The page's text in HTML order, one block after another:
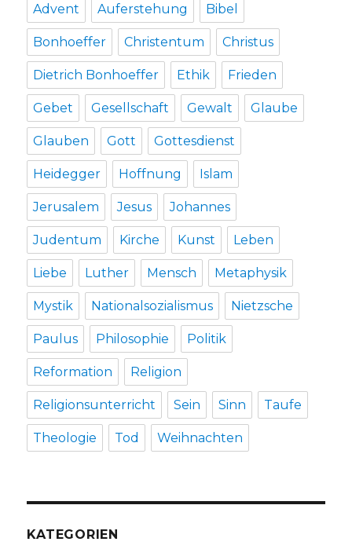
Advent Auferstehung Bibel
Bonhoeffer Christentum Christus
Dietrich Bonhoeffer Ethik Frieden
Gebet Gesellschaft Gewalt Glaube
Glauben Gott Gottesdienst
Heidegger Hoffnung Islam
Jerusalem Jesus Johannes
Judentum Kirche Kunst Leben
Liebe Luther Mensch Metaphysik
Mystik Nationalsozialismus Nietzsche
Paulus Philosophie Politik
Reformation Religion
Religionsunterricht Sein Sinn Taufe
Theologie Tod Weihnachten
KATEGORIEN